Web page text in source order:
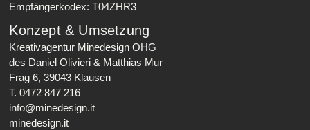
Empfängerkodex: T04ZHR3
Konzept & Umsetzung
Kreativagentur Minedesign OHG
des Daniel Olivieri & Matthias Mur
Frag 6, 39043 Klausen
T. 0472 847 216
info@minedesign.it
minedesign.it